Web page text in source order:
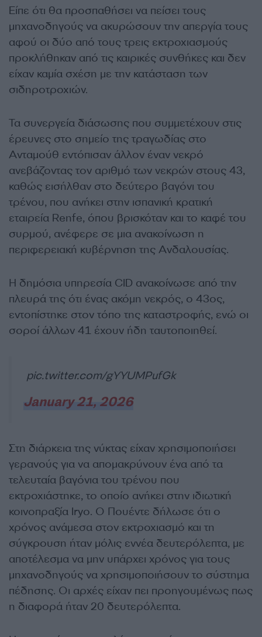
Είπε ότι θα προσπαθήσει να πείσει τους
μηχανοδηγούς να ακυρώσουν την απεργία τους
αφού οι δύο από τους τρεις εκτροχιασμούς
προκλήθηκαν από τις καιρικές συνθήκες και δεν
είχαν καμία σχέση με την κατάσταση των
σιδηροτροχιών.
Τα συνεργεία διάσωσης που συμμετέχουν στις
έρευνες στο σημείο της τραγωδίας στο
Ανταμούθ εντόπισαν άλλον έναν νεκρό
ανεβάζοντας τον αριθμό των νεκρών στους 43,
καθώς εισήλθαν στο δεύτερο βαγόνι του
τρένου, που ανήκει στην ισπανική κρατική
εταιρεία Renfe, όπου βρισκόταν και το καφέ του
συρμού, ανέφερε σε μια ανακοίνωση η
περιφερειακή κυβέρνηση της Ανδαλουσίας.
Η δημόσια υπηρεσία CID ανακοίνωσε από την
πλευρά της ότι ένας ακόμη νεκρός, ο 43ος,
εντοπίστηκε στον τόπο της καταστροφής, ενώ οι
σοροί άλλων 41 έχουν ήδη ταυτοποιηθεί.
pic.twitter.com/gYYUMPufGk
January 21, 2026
Στη διάρκεια της νύκτας είχαν χρησιμοποιήσει
γερανούς για να απομακρύνουν ένα από τα
τελευταία βαγόνια του τρένου που
εκτροχιάστηκε, το οποίο ανήκει στην ιδιωτική
κοινοπραξία Iryo. Ο Πουέντε δήλωσε ότι ο
χρόνος ανάμεσα στον εκτροχιασμό και τη
σύγκρουση ήταν μόλις εννέα δευτερόλεπτα, με
αποτέλεσμα να μην υπάρχει χρόνος για τους
μηχανοδηγούς να χρησιμοποιήσουν το σύστημα
πέδησης. Οι αρχές είχαν πει προηγουμένως πως
η διαφορά ήταν 20 δευτερόλεπτα.